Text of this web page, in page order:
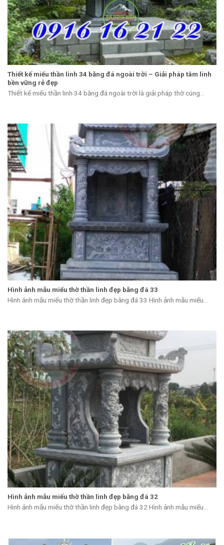
Thiết kế miếu thần linh 34 bằng đá ngoài trời – Giải pháp tâm linh
bền vững rẻ đẹp
Thiết kế miếu thần linh 34 bằng đá ngoài trời là giải pháp thờ cúng...
Hình ảnh mẫu miếu thờ thần linh đẹp bằng đá 33
Hình ảnh mẫu miếu thờ thần linh đẹp bằng đá 33 Hình ảnh mẫu miếu...
Hình ảnh mẫu miếu thờ thần linh đẹp bằng đá 32
Hình ảnh mẫu miếu thờ thần linh đẹp bằng đá 32 Hình ảnh mẫu miếu...